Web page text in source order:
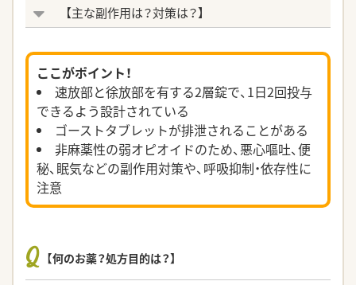
【主な副作用は？対策は？】
ここがポイント！
速放部と徐放部を有する2層錠で、1⽇2回投与
できるよう設計されている
ゴーストタブレットが排泄されることがある
非麻薬性の弱オピオイドのため、悪心嘔吐、便
秘、眠気などの副作⽤対策や、呼吸抑制・依存性に
注意
Q 【何のお薬？処方目的は？】